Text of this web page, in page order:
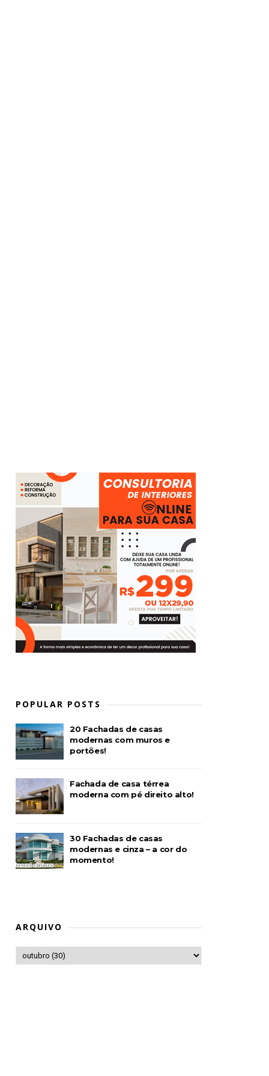
POPULAR POSTS
20 Fachadas de casas
modernas com muros e
portões!
Fachada de casa térrea
moderna com pé direito alto!
30 Fachadas de casas
modernas e cinza – a cor do
momento!
ARQUIVO